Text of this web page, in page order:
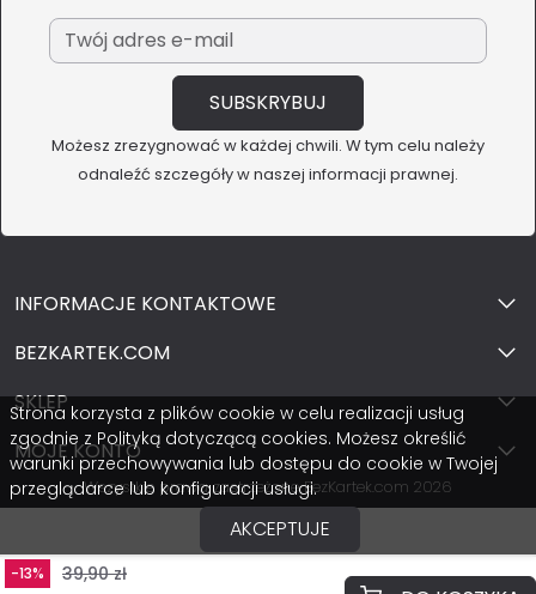
-13% 39,90 zł
Możesz zrezygnować w każdej chwili. W tym celu należy
odnaleźć szczegóły w naszej informacji prawnej.
INFORMACJE KONTAKTOWE
BEZKARTEK.COM
SKLEP
MOJE KONTO
Wszystkie prawa zastrzeżone BezKartek.com 2026
Strona korzysta z plików cookie w celu realizacji usług
zgodnie z Polityką dotyczącą cookies. Możesz określić
warunki przechowywania lub dostępu do cookie w Twojej
przeglądarce lub konfiguracji usługi.
AKCEPTUJE